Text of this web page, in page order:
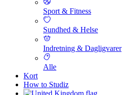
Sport & Fitness
Sundhed & Helse
Indretning & Dagligvarer
Alle
Kort
How to Studiz